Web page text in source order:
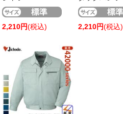
2,210円(税込) 2,210円(税込)